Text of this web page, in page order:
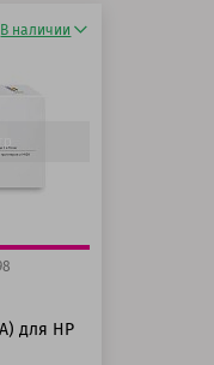
В наличии
для HP